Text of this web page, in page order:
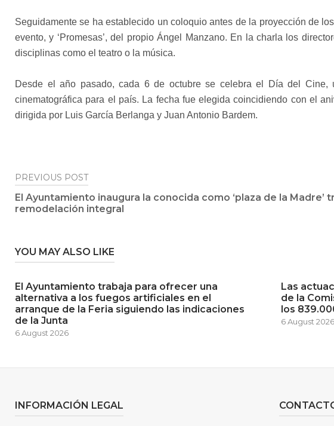
Seguidamente se ha establecido un coloquio antes de la proyección de
evento, y ‘Promesas’, del propio Ángel Manzano. En la charla los
disciplinas como el teatro o la música.
Desde el año pasado, cada 6 de octubre se celebra el Día del Cine,
cinematográfica para el país. La fecha fue elegida coincidiendo con el
dirigida por Luis García Berlanga y Juan Antonio Bardem.
Post
navigation
PREVIOUS POST
El Ayuntamiento inaugura la conocida como ‘plaza de la Madre’
remodelación integral
YOU MAY ALSO LIKE
El Ayuntamiento trabaja para ofrecer una
alternativa a los fuegos artificiales en el
arranque de la Feria siguiendo las indicaciones
de la Junta
6 August 2026
Las
de la
los
6 August 2026
INFORMACIÓN LEGAL